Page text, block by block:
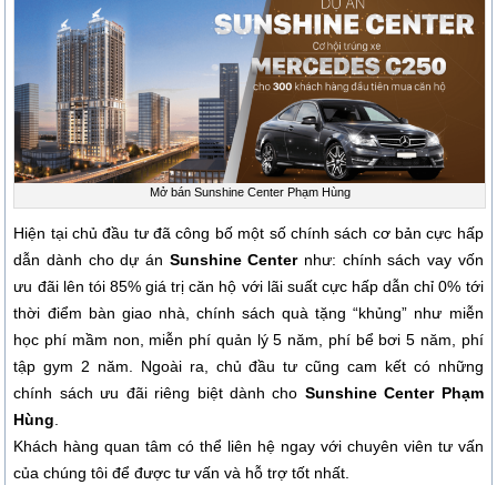
Mở bán Sunshine Center Phạm Hùng
Hiện tại chủ đầu tư đã công bố một số chính sách cơ bản cực hấp
dẫn dành cho dự án Sunshine Centernhư: chính sách vay vốn
ưu đãi lên tói 85% giá trị căn hộ với lãi suất cực hấp dẫn chỉ 0% tới
thời điểm bàn giao nhà, chính sách quà tặng “khủng” như miễn
học phí mầm non, miễn phí quản lý 5 năm, phí bể bơi 5 năm, phí
tập gym 2 năm. Ngoài ra, chủ đầu tư cũng cam kết có những
chính sách ưu đãi riêng biệt dành cho Sunshine Center Phạm
Hùng.
Khách hàng quan tâm có thể liên hệ ngay với chuyên viên tư vấn
của chúng tôi để được tư vấn và hỗ trợ tốt nhất.